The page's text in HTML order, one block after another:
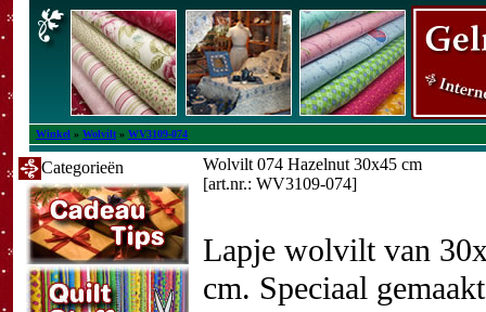
Winkel » Wolvilt » WV3109-074
Categorieën
Wolvilt 074 Hazelnut 30x45 cm
[art.nr.: WV3109-074]
Lapje wolvilt van
cm. Speciaal